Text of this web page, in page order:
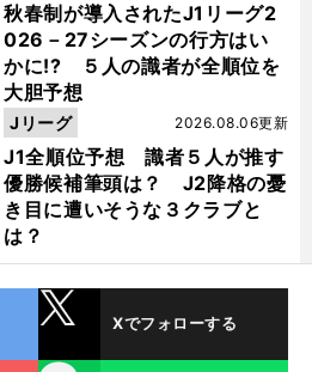
秋春制が導入されたJ1リーグ2
026－27シーズンの行方はい
かに!? ５人の識者が全順位を
大胆予想
J1全順位予想 識者５人が推す
優勝候補筆頭は？ J2降格の憂
き目に遭いそうな３クラブと
は？
2026.08.06更新
Jリーグ
Xでフォローする